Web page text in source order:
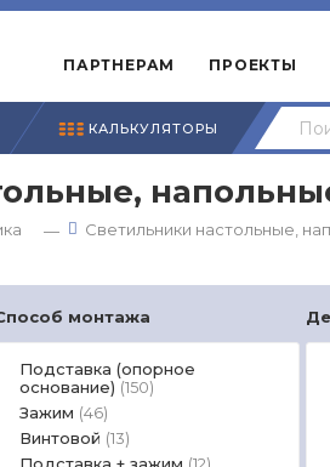
ПАРТНЕРАМ ПРОЕКТЫ
КАЛЬКУЛЯТОРЫ
— Светильники настольные,
монтажа
Подставка (опорное
основание) (150)
Зажим (46)
Винтовой (13)
Подставка + зажим